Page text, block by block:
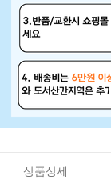
상품상세